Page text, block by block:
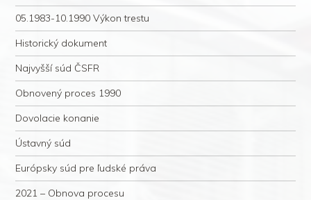
05.1983-10.1990 Výkon trestu
Historický dokument
Najvyšší súd ČSFR
Obnovený proces 1990
Dovolacie konanie
Ústavný súd
Európsky súd pre ľudské práva
2021 – Obnova procesu